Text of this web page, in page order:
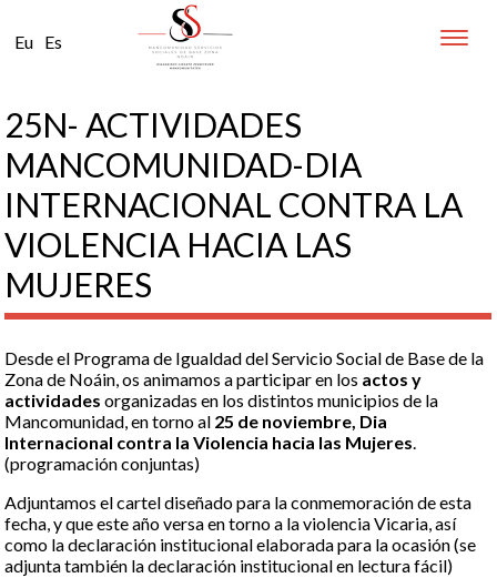
Eu Es
Toggle
25N- ACTIVIDADES
MANCOMUNIDAD-DIA
INTERNACIONAL CONTRA LA
VIOLENCIA HACIA LAS
MUJERES
Desde el Programa de Igualdad del Servicio Social de Base de la
Zona de Noáin, os animamos a participar en los actos y
actividades organizadas en los distintos municipios de la
Mancomunidad, en torno al 25 de noviembre, Dia
Internacional contra la Violencia hacia las Mujeres
(programación conjuntas)
Adjuntamos el cartel diseñado para la conmemoración de esta
fecha, y que este año versa en torno a la violencia Vicaria, así
como la declaración institucional elaborada para la ocasión (se
adjunta también la declaración institucional en lectura fácil)